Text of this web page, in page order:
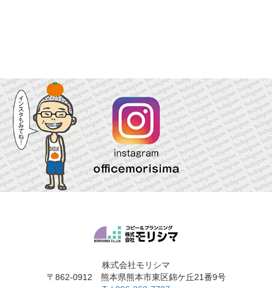
株式会社モリシマ
〒862-0912 熊本県熊本市東区錦ケ丘21番9号